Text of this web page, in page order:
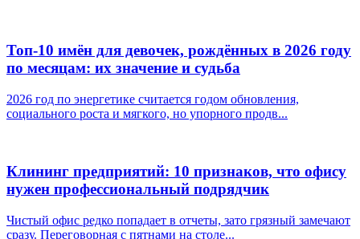
Топ-10 имён для девочек, рождённых в 2026 году
по месяцам: их значение и судьба
2026 год по энергетике считается годом обновления,
социального роста и мягкого, но упорного продв...
Клининг предприятий: 10 признаков, что офису
нужен профессиональный подрядчик
Чистый офис редко попадает в отчеты, зато грязный замечают
сразу. Переговорная с пятнами на столе...